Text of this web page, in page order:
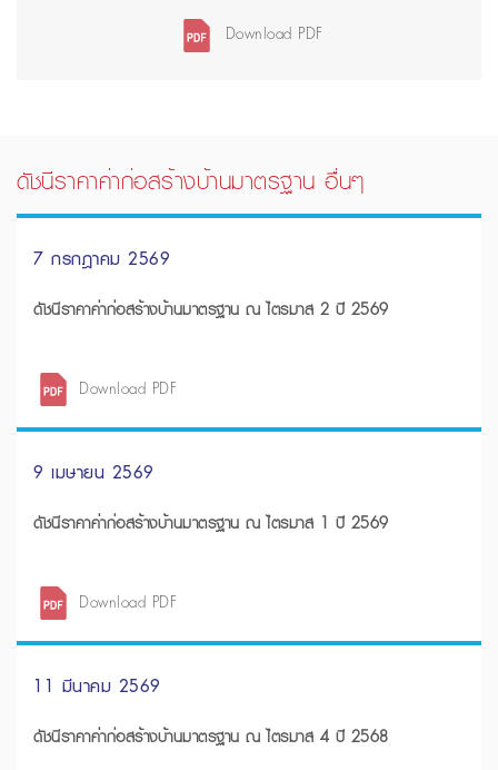
Download PDF
ดัชนีราคาค่าก่อสร้างบ้านมาตรฐาน อื่นๆ
7 กรกฎาคม 2569
ดัชนีราคาค่าก่อสร้างบ้านมาตรฐาน ณ ไตรมาส 2 ปี 2569
Download PDF
9 เมษายน 2569
ดัชนีราคาค่าก่อสร้างบ้านมาตรฐาน ณ ไตรมาส 1 ปี 2569
Download PDF
11 มีนาคม 2569
ดัชนีราคาค่าก่อสร้างบ้านมาตรฐาน ณ ไตรมาส 4 ปี 2568